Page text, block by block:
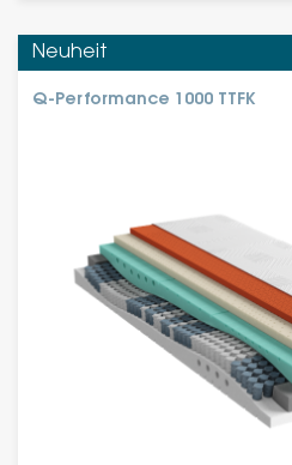
Neuheit
Q-Performance 1000 TTFK